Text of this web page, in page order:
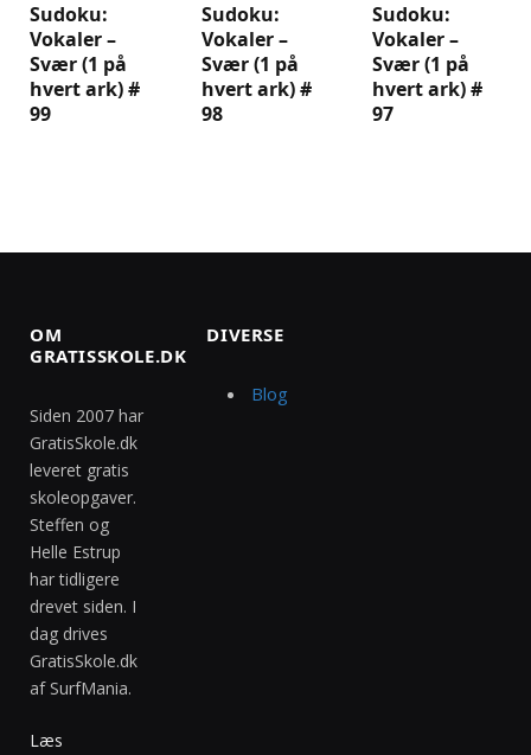
Sudoku:
Vokaler –
Svær (1 på
hvert ark) #
99
Sudoku:
Vokaler –
Svær (1 på
hvert ark) #
98
Sudoku:
Vokaler –
Svær (1 på
hvert ark) #
97
OM
GRATISSKOLE.DK
Siden 2007 har
GratisSkole.dk
leveret gratis
skoleopgaver.
Steffen og
Helle Estrup
har tidligere
drevet siden. I
dag drives
GratisSkole.dk
af SurfMania.
Læs
DIVERSE
Blog